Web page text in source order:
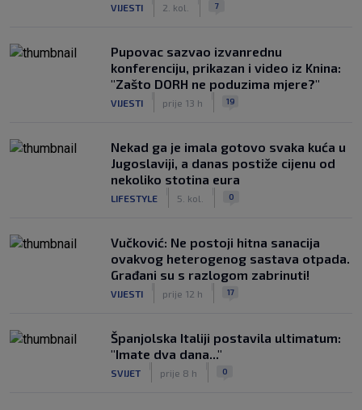
VIJESTI 2. kol. 7
Pupovac sazvao izvanrednu
konferenciju, prikazan i video iz Knina:
"Zašto DORH ne poduzima mjere?"
VIJESTI prije 13 h 19
Nekad ga je imala gotovo svaka kuća u
Jugoslaviji, a danas postiže cijenu od
nekoliko stotina eura
LIFESTYLE 5. kol. 0
Vučković: Ne postoji hitna sanacija
ovakvog heterogenog sastava otpada.
Građani su s razlogom zabrinuti!
VIJESTI prije 12 h 17
Španjolska Italiji postavila ultimatum:
"Imate dva dana..."
SVIJET prije 8 h 0